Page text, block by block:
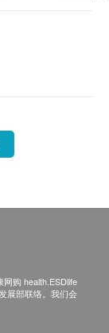
提出。
购 health.ESDlife
展部联络。我们会